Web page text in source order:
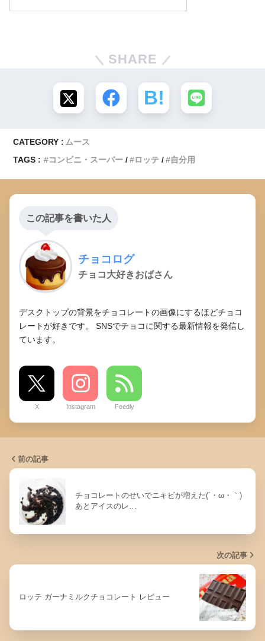
SHARE
CATEGORY : ムース
TAGS :
コンビニ・スーパー ロッテ 自分用
この記事を書いた人
チョコログ
チョコ大好きおばさん
デスクトップの背景をチョコレートの画像にするほどチョコ
レートが好きです。 SNSでチョコに関する最新情報を発信し
ています。
X Instagram Feedly
前の記事
チョコレートのせいでニキビが増えた(´・ω・｀)
あとアイスのレ…
次の記事
ロッテ ガーナミルクチョコレート レビュー